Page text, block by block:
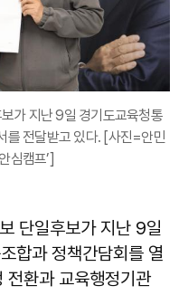
가 지난 9일 경기도교육청통
를 전달받고 있다. [사진=안민
심캠프’]
단일후보가 지난 9일
합과 정책간담회를 열
전환과 교육행정기관